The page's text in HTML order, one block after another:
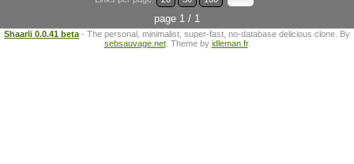
page 1 / 1
Shaarli 0.0.41 beta - The personal, minimalist, super-fast, no-database delicious clone. By
sebsauvage.net. Theme by idleman.fr.